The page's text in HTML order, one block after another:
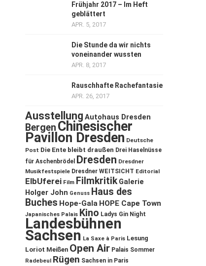
Frühjahr 2017 – Im Heft
geblättert
APR. 5, 2017
Die Stunde da wir nichts
voneinander wussten
APR. 8, 2017
Rauschhafte Rachefantasie
APR. 26, 2017
Ausstellung Autohaus Dresden
Bergen Chinesischer
Pavillon Dresden Deutsche
Post Die Ente bleibt draußen Drei Haselnüsse
für Aschenbrödel
Dresden Dresdner
Musikfestspiele Dresdner WEITSICHT Editorial
ElbUferei Film Filmkritik Galerie
Holger John Genuss Haus des
Buches Hope-Gala HOPE Cape Town
Japanisches Palais Kino Ladys Gin Night
Landesbühnen
Sachsen La Saxe à Paris Lesung
Loriot Meißen Open Air Palais Sommer
Radebeul Rügen Sachsen in Paris